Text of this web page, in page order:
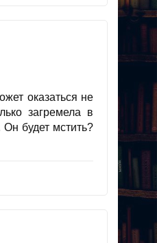
оказаться не
загремела в
будет мстить?